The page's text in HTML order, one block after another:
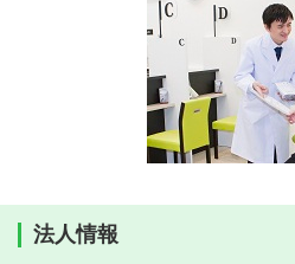
法人情報